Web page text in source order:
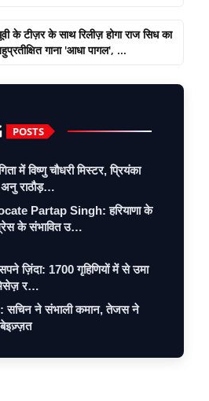
के टीज़र के साथ रिलीज़ होगा राज सिध का
गाना 'आधा पागल', ...
POSTS
में विष्णु चौधरी मिस्टर, प्रियंका
अनु राठौड़…
Partap Singh: हरियाणा के
के संभावित उ…
ज़िंदा: 1700 गृहिणियों में से उमा
र…
सचिन ने संभाली कमान, तेजस ने
बेइज़्ज़त